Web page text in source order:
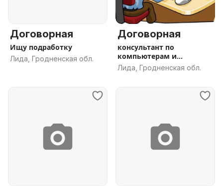
Договорная
Ищу подработку
Лида, Гродненская обл.
Договорная
консультант по
компьютерам и
комплектующим
Лида, Гродненская обл.